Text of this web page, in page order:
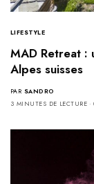
LIFESTYLE
MAD Retreat :
Alpes suisses
PAR SANDRO
3 MINUTES DE LECTURE